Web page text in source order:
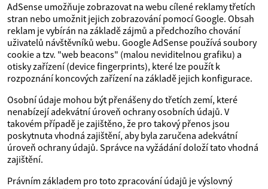
AdSense umožňuje zobrazovat na webu cílené reklamy třetích
stran nebo umožnit jejich zobrazování pomocí Google. Obsah
reklam je vybírán na základě zájmů a předchozího chování
uživatelů návštěvníků webu. Google AdSense používá soubory
cookie a tzv. "web beacons" (malou neviditelnou grafiku) a
otisky zařízení (device fingerprints), které lze použít k
rozpoznání koncových zařízení na základě jejich konfigurace.
Osobní údaje mohou být přenášeny do třetích zemí, které
nenabízejí adekvátní úroveň ochrany osobních údajů. V
takovém případě je zajištěno, že pro takový přenos jsou
poskytnuta vhodná zajištění, aby byla zaručena adekvátní
úroveň ochrany údajů. Správce na vyžádání doloží tato vhodná
zajištění.
Právním základem pro toto zpracování údajů je výslovný